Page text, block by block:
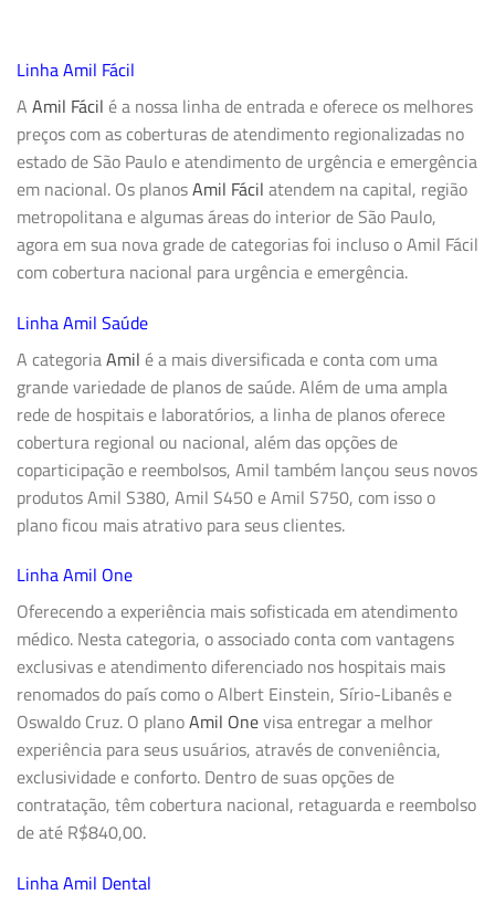
Linha Amil Fácil
A Amil Fácil é a nossa linha de entrada e oferece os melhores
preços com as coberturas de atendimento regionalizadas no
estado de São Paulo e atendimento de urgência e emergência
em nacional. Os planosAmil Fácil atendem na capital, região
metropolitana e algumas áreas do interior de São Paulo,
agora em sua nova grade de categorias foi incluso o Amil Fácil
com cobertura nacional para urgência e emergência.
Linha Amil Saúde
A categoriaAmil é a mais diversificada e conta com uma
grande variedade de planos de saúde. Além de uma ampla
rede de hospitais e laboratórios, a linha de planos oferece
cobertura regional ou nacional, além das opções de
coparticipação e reembolsos, Amil também lançou seus novos
produtos Amil S380, Amil S450 e Amil S750, com isso o
plano ficou mais atrativo para seus clientes.
Linha Amil One
Oferecendo a experiência mais sofisticada em atendimento
médico. Nesta categoria, o associado conta com vantagens
exclusivas e atendimento diferenciado nos hospitais mais
renomados do país como o Albert Einstein, Sírio-Libanês e
Oswaldo Cruz. O planoAmil Onevisa entregar a melhor
experiência para seus usuários, através de conveniência,
exclusividade e conforto. Dentro de suas opções de
contratação, têm cobertura nacional, retaguarda e reembolso
de até R$840,00.
Linha Amil Dental